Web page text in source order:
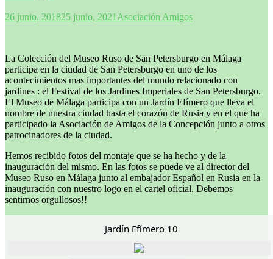
26 junio, 201825 junio, 2021 Asociación Amigos
La Colección del Museo Ruso de San Petersburgo en Málaga
participa en la ciudad de San Petersburgo en uno de los
acontecimientos mas importantes del mundo relacionado con
jardines : el Festival de los Jardines Imperiales de San Petersburgo.
El Museo de Málaga participa con un Jardín Efímero que lleva el
nombre de nuestra ciudad hasta el corazón de Rusia y en el que ha
participado la Asociación de Amigos de la Concepción junto a otros
patrocinadores de la ciudad.
Hemos recibido fotos del montaje que se ha hecho y de la
inauguración del mismo. En las fotos se puede ve al director del
Museo Ruso en Málaga junto al embajador Español en Rusia en la
inauguración con nuestro logo en el cartel oficial. Debemos
sentirnos orgullosos!!
Jardín Efímero 10